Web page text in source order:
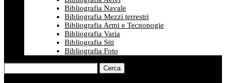
Bibliografia Navale
Bibliografia Mezzi terrestri
Bibliografia Armi e Tecnonogie
Bibliografia Varia
Bibliografia Siti
Bibliografia Foto
Cerca